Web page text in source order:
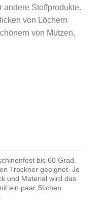
andere Stoffprodukte.
von Löchern
von Mützen,
bis 60 Grad.
Trockner geeignet. Je
und Material wird das
ein paar Stichen